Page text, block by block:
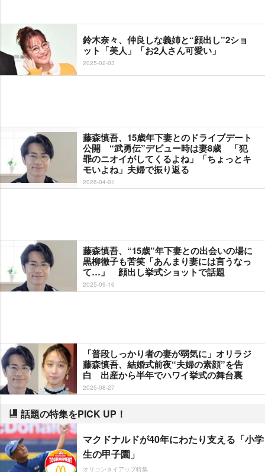
鈴木奈々、仲良しな義姉と“顔出し”2ショ
ット「美人」「お2人さん可愛い」
2025-02-03
藤森慎吾、15歳年下妻とのドライブデート
公開 “武勇伝”デビュー時は妻8歳 「犯
罪のニオイがしてくるよね」「ちょっとキ
モいよね」夫婦で振り返る
2026-04-01
藤森慎吾、“15歳”年下妻との出会いの場に
黒柳徹子も苦笑「あんまり妻には言うなっ
て…」 顔出し挙式ショットで話題
2025-09-16
「普段しっかり者の妻が弱気に」オリラジ
藤森慎吾、結婚式前夜“夫婦の素顔”を告
白 出産から半年でハワイ挙式の舞台裏
2025-08-27
話題の特集をPICK UP！
マクドナルドが40年にわたり支える「小学
生の甲子園」
オリコンタイアップ特集